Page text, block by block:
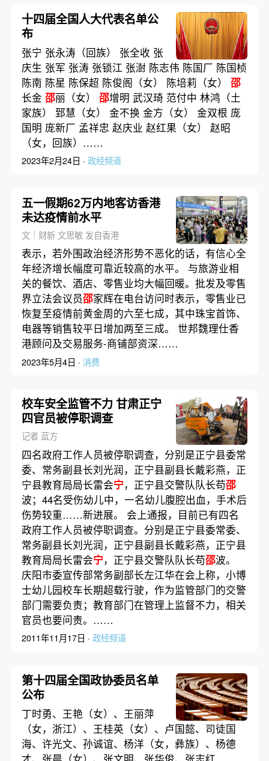
十四届全国人大代表名单公
布
张宁 张永涛（回族） 张全收 张
庆生 张军 张涛 张锁江 张澍 陈志伟 陈国厂 陈国桢
陈南 陈星 陈保超 陈俊阁（女） 陈培莉（女） 邵
长金 邵丽（女） 邵增明 武汉琦 范付中 林鸿（土
家族） 郅慧（女） 金不换 金方（女） 金双根 庞
国明 庞新厂 孟祥忠 赵庆业 赵红果（女） 赵昭
（女，回族）……
2023年2月24日 · 政经频道
五一假期62万内地客访香港
未达疫情前水平
文｜财新 文思敏 发自香港
表示，若外围政治经济形势不恶化的话，有信心全
年经济增长幅度可靠近较高的水平。 与旅游业相
关的餐饮、酒店、零售业均大幅回暖。批发及零售
界立法会议员邵家辉在电台访问时表示，零售业已
恢复至疫情前黄金周的六至七成，其中珠宝首饰、
电器等销售较平日增加两至三成。 世邦魏理仕香
港顾问及交易服务-商铺部资深……
2023年5月4日 · 消费
校车安全监管不力 甘肃正宁
四官员被停职调查
记者 蓝方
四名政府工作人员被停职调查，分别是正宁县委常
委、常务副县长刘光润，正宁县副县长戴彩燕，正
宁县教育局局长雷会宁，正宁县交警队队长苟邵
波；44名受伤幼儿中，一名幼儿腹腔出血，手术后
伤势较重……新进展。 会上通报，目前已有四名
政府工作人员被停职调查。分别是正宁县委常委、
常务副县长刘光润，正宁县副县长戴彩燕，正宁县
教育局局长雷会宁，正宁县交警队队长苟邵波。
庆阳市委宣传部常务副部长左江华在会上称，小博
士幼儿园校车长期超载行驶，作为监管部门的交警
部门需要负责；教育部门在管理上监督不力，相关
官员也要问责。……
2011年11月17日 · 政经频道
第十四届全国政协委员名单
公布
丁时勇、王艳（女）、王丽萍
（女，浙江）、王桂英（女）、卢国懿、司徒国
海、许光文、孙诚谊、杨洋（女，彝族）、杨德